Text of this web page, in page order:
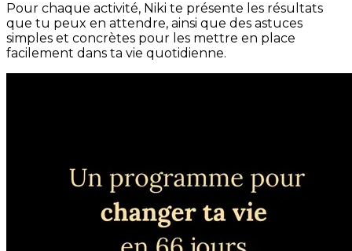
Pour chaque activité, Niki te présente les résultats
que tu peux en attendre, ainsi que des astuces
simples et concrètes pour les mettre en place
facilement dans ta vie quotidienne.